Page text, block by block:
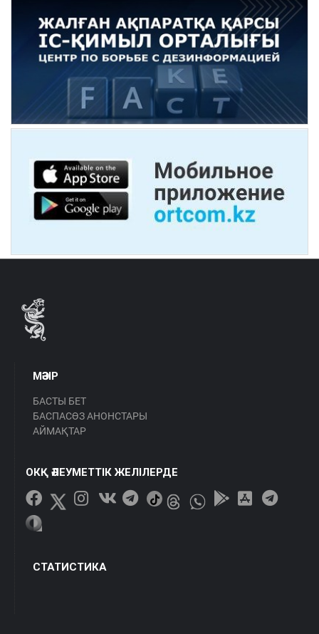
МӘЗІР
БАСТЫ БЕТ
БАСПАСӨЗ АНОНСТАРЫ
АЙМАҚТАР
ОКҚ ӘЛЕУМЕТТІК ЖЕЛІЛЕРДЕ
СТАТИСТИКА